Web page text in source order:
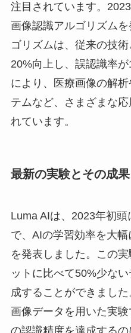
注目されています。
画像認識アルゴリズム
ゴリズムは、従来の技
20%向上し、誤認識率
により、医療画像の解
テムなど、さまざまな
れています。
最新の実験とその成果
Luma AIは、2023年初
で、AIの学習効率を大
を発表しました。この
ットに比べて50%少な
成することができまし
画像データを用いた実
の認識精度を達成する